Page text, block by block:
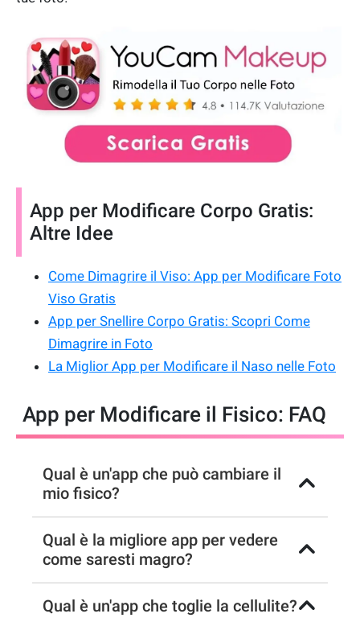
App per Modificare Corpo Gratis:
Altre Idee
Come Dimagrire il Viso: App per Modificare Foto
Viso Gratis
App per Snellire Corpo Gratis: Scopri Come
Dimagrire in Foto
La Miglior App per Modificare il Naso nelle Foto
App per Modificare il Fisico: FAQ
Qual è un'app che può cambiare il
mio fisico?
Qual è la migliore app per vedere
come saresti magro?
Qual è un'app che toglie la cellulite?